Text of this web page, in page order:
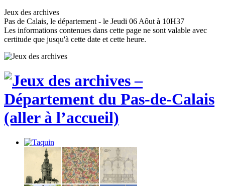
Jeux des archives
Pas de Calais, le département - le Jeudi 06 Aôut à 10H37
Les informations contenues dans cette page ne sont valable avec
certitude que jusqu'à cette date et cette heure.